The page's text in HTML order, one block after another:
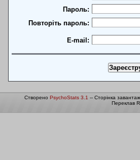
Пароль:
Повторіть пароль:
E-mail:
Створено PsychoStats 3.1 -- Сторінка
Переклав